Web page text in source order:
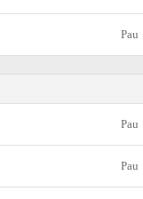
Pau
Pau
Pau